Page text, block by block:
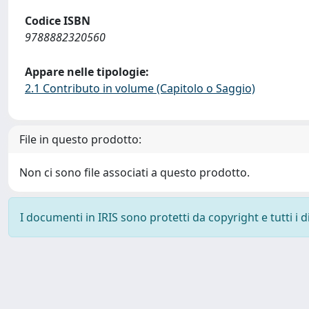
Codice ISBN
9788882320560
Appare nelle tipologie:
2.1 Contributo in volume (Capitolo o Saggio)
File in questo prodotto:
Non ci sono file associati a questo prodotto.
I documenti in IRIS sono protetti da copyright e tutti i